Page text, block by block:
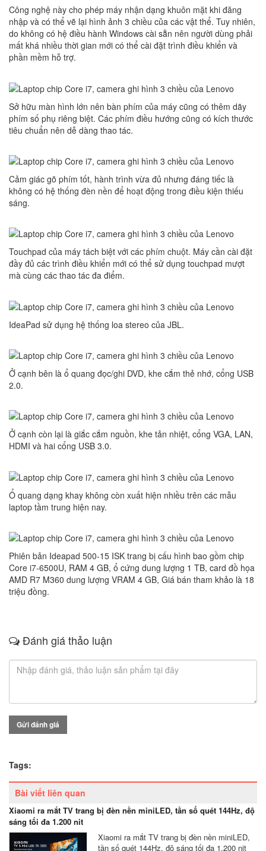
Công nghệ này cho phép máy nhận dạng khuôn mặt khi đăng
nhập và có thể vẽ lại hình ảnh 3 chiều của các vật thể. Tuy nhiên,
do không có hệ điều hành Windows cài sẵn nên người dùng phải
mất khá nhiều thời gian mới có thể cài đặt trình điều khiển và
phần mềm hỗ trợ.
Sở hữu màn hình lớn nên bàn phím của máy cũng có thêm dãy
phím số phụ riêng biệt. Các phím điều hướng cũng có kích thước
tiêu chuẩn nên dễ dàng thao tác.
Cảm giác gõ phím tốt, hành trình vừa đủ nhưng đáng tiếc là
không có hệ thống đèn nền để hoạt động trong điều kiện thiếu
sáng.
Touchpad của máy tách biệt với các phím chuột. Máy cần cài đặt
đầy đủ các trình điều khiển mới có thể sử dụng touchpad mượt
mà cùng các thao tác đa điểm.
IdeaPad sử dụng hệ thống loa stereo của JBL.
Ở cạnh bên là ổ quang đọc/ghi DVD, khe cắm thẻ nhớ, cổng USB
2.0.
Ở cạnh còn lại là giắc cắm nguồn, khe tản nhiệt, cổng VGA, LAN,
HDMI và hai cổng USB 3.0.
Ổ quang dạng khay không còn xuất hiện nhiều trên các mẫu
laptop tầm trung hiện nay.
Phiên bản Ideapad 500-15 ISK trang bị cấu hình bao gồm chip
Core i7-6500U, RAM 4 GB, ổ cứng dung lượng 1 TB, card đồ họa
AMD R7 M360 dung lượng VRAM 4 GB, Giá bán tham khảo là 18
triệu đồng.
Đánh giá thảo luận
Gửi đánh giá
Tags:
Bài viết liên quan
Xiaomi ra mắt TV trang bị đèn nền miniLED, tần số quét 144Hz, độ
sáng tối đa 1.200 nit
Xiaomi ra mắt TV trang bị đèn nền miniLED,
tần số quét 144Hz, độ sáng tối đa 1.200 nit